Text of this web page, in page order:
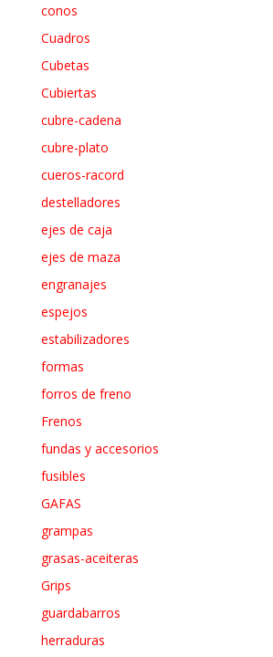
conos
Cuadros
Cubetas
Cubiertas
cubre-cadena
cubre-plato
cueros-racord
destelladores
ejes de caja
ejes de maza
engranajes
espejos
estabilizadores
formas
forros de freno
Frenos
fundas y accesorios
fusibles
GAFAS
grampas
grasas-aceiteras
Grips
guardabarros
herraduras